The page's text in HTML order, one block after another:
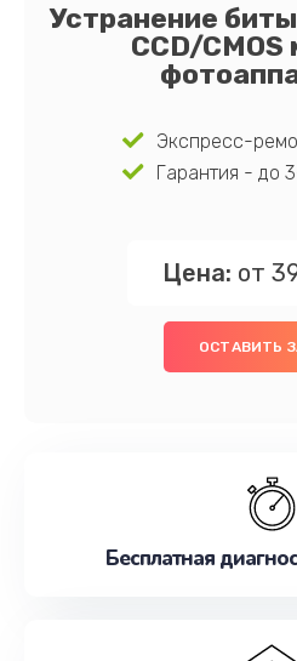
Устранение
CCD/
Экспресс-
Гарантия - до
Цена: от
ОСТАВИТЬ
Бесплатная